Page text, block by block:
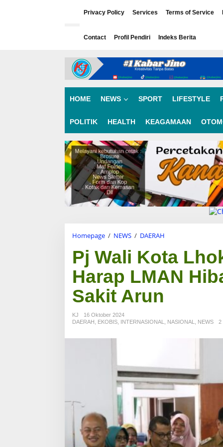
Privacy Policy Services Terms of Service
Contact Profil Pendiri Indeks Berita
HOME NEWS SPORT LIFESTYLE
POLITIK HEALTH KEAGAMAAN
Homepage / NEWS / DAERAH
W
a
l
i
L
e
u
m
a
w
H
a
n
Pj Wali Kota
Harap LMAN
Sakit Arun
KJ
16 Oktober 2024
DAERAH
EKOBIS INTERNASIONAL NASIONAL NEWS 2